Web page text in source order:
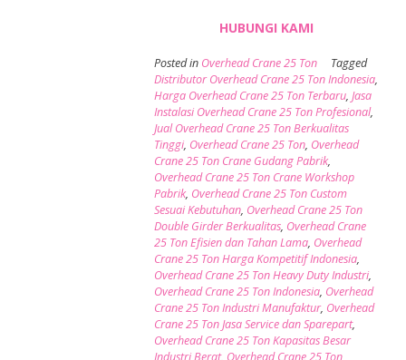
HUBUNGI KAMI
Posted in Overhead Crane 25 Ton
Tagged
Distributor Overhead Crane 25 Ton Indonesia,
Harga Overhead Crane 25 Ton Terbaru, Jasa
Instalasi Overhead Crane 25 Ton Profesional,
Jual Overhead Crane 25 Ton Berkualitas
Tinggi, Overhead Crane 25 Ton, Overhead
Crane 25 Ton Crane Gudang Pabrik,
Overhead Crane 25 Ton Crane Workshop
Pabrik, Overhead Crane 25 Ton Custom
Sesuai Kebutuhan, Overhead Crane 25 Ton
Double Girder Berkualitas, Overhead Crane
25 Ton Efisien dan Tahan Lama, Overhead
Crane 25 Ton Harga Kompetitif Indonesia,
Overhead Crane 25 Ton Heavy Duty Industri,
Overhead Crane 25 Ton Indonesia, Overhead
Crane 25 Ton Industri Manufaktur, Overhead
Crane 25 Ton Jasa Service dan Sparepart,
Overhead Crane 25 Ton Kapasitas Besar
Industri Berat, Overhead Crane 25 Ton